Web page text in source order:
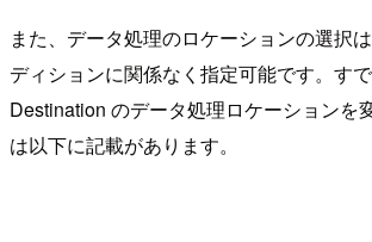
また、データ処理のロケーションの選択
ディションに関係なく指定可能です。す
Destination のデータ処理ロケーションを
は以下に記載があります。